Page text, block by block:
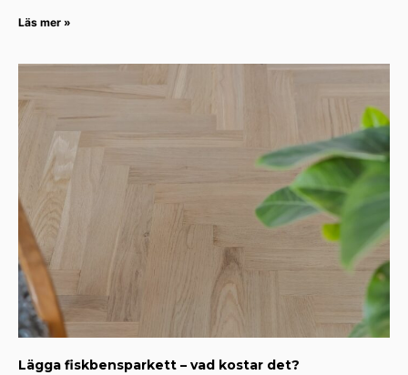
Läs mer »
Lägga fiskbensparkett – vad kostar det?